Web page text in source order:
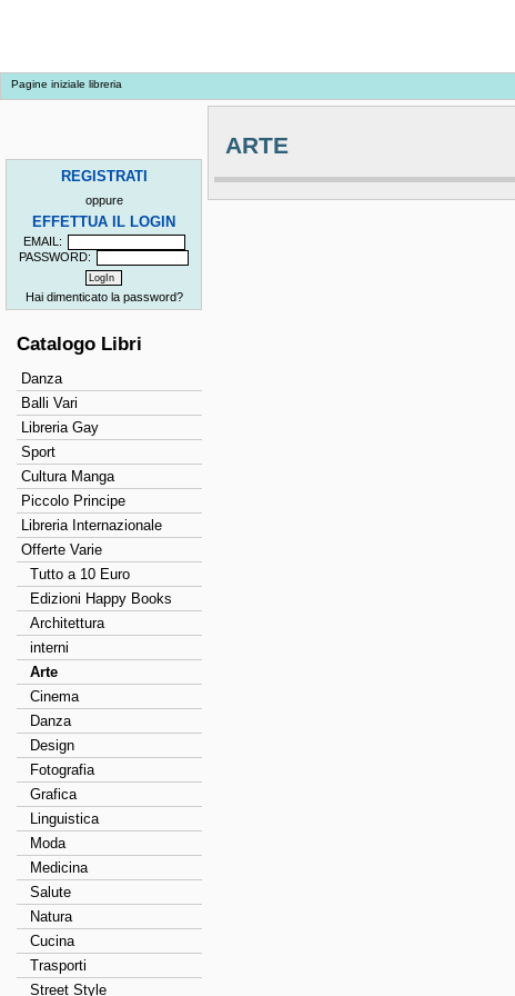
Pagine iniziale libreria
ARTE
REGISTRATI
oppure
EFFETTUA IL LOGIN
EMAIL:
PASSWORD:
Hai dimenticato la password?
Catalogo Libri
Danza
Balli Vari
Libreria Gay
Sport
Cultura Manga
Piccolo Principe
Libreria Internazionale
Offerte Varie
Tutto a 10 Euro
Edizioni Happy Books
Architettura
interni
Arte
Cinema
Danza
Design
Fotografia
Grafica
Linguistica
Moda
Medicina
Salute
Natura
Cucina
Trasporti
Street Style